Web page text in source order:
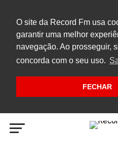
O site da Record Fm usa
garantir uma melhor
navegação. Ao prosseguir,
concorda com o seu uso.
FECHAR